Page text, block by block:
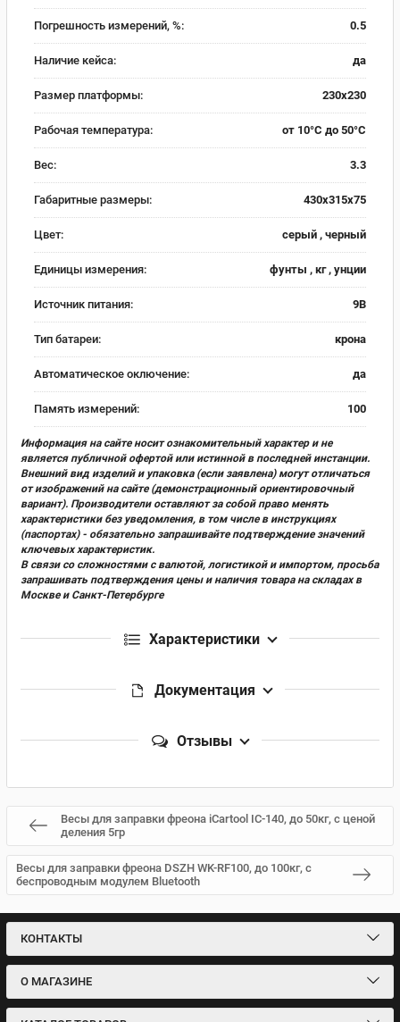
Погрешность измерений, %: 0.5
Наличие кейса: да
Размер платформы: 230х230
Рабочая температура: от 10°С до 50°С
Вес: 3.3
Габаритные размеры: 430x315x75
Цвет: серый , черный
Единицы измерения: фунты , кг , унции
Источник питания: 9В
Тип батареи: крона
Автоматическое оключение: да
Память измерений: 100
Информация на сайте носит ознакомительный характер и не
является публичной офертой или истинной в последней инстанции.
Внешний вид изделий и упаковка (если заявлена) могут отличаться
от изображений на сайте (демонстрационный ориентировочный
вариант). Производители оставляют за собой право менять
характеристики без уведомления, в том числе в инструкциях
(паспортах) - обязательно запрашивайте подтверждение значений
ключевых характеристик.
В связи со сложностями с валютой, логистикой и импортом, просьба
запрашивать подтверждения цены и наличия товара на складах в
Москве и Санкт-Петербурге
Характеристики
Документация
Отзывы
Весы для заправки фреона iCartool IC-140, до 50кг, с ценой
деления 5гр
Весы для заправки фреона DSZH WK-RF100, до 100кг, с
беспроводным модулем Bluetooth
КОНТАКТЫ
О МАГАЗИНЕ